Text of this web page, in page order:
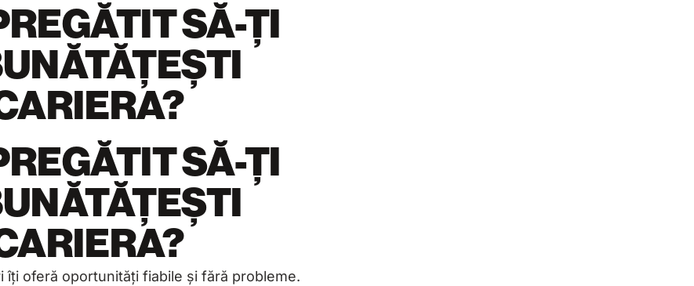
SĂ-ȚI
SĂ-ȚI
îți oferă oportunități fiabile și fără probleme.